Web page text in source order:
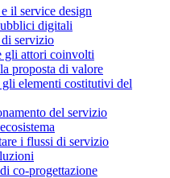
il service design
digitali
servizio
gli attori coinvolti
proposta di valore
elementi costitutivi del
del servizio
i flussi di servizio
co-progettazione